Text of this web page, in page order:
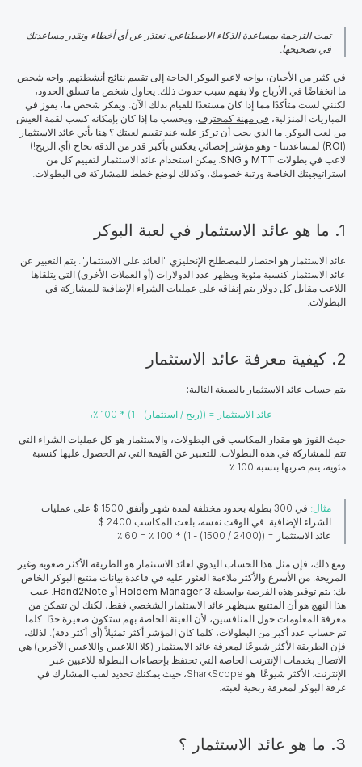
تمت الترجمة بمساعدة الذكاء الاصطناعي. نعتذر عن أي أخطاء ونقدر مساعدتك
في تصحيحها.
في كثير من الأحيان، يواجه لاعبو البوكر الحاجة إلى تقييم نتائج أنشطتهم. واجه شخص
ما انخفاضًا في الأرباح ولا يفهم سبب حدوث ذلك. يحاول شخص ما تسلق الحدود،
لكنني لست متأكدًا مما إذا كان مستعدًا للقيام بذلك الآن. ويفكر شخص ما، يفوز في
المباريات المنزلية، في مهنة كمحترف، ويحسب ما إذا كان بإمكانه كسب لقمة العيش
من لعب البوكر. ما الذي يجب أن تركز عليه عند تقييم لعبتك ؟ هنا يأتي عائد الاستثمار
(
ROI
) لمساعدتنا - وهو مؤشر إحصائي يعكس بأكبر قدر من الدقة نجاح (أي الربح!)
لاعب في بطولات MTT و SNG . يمكن استخدام عائد الاستثمار لتقييم كل من
استراتيجيتك الخاصة ورتبة خصومك، وكذلك لوضع خطط للمشاركة في البطولات.
1. ما هو عائد الاستثمار في لعبة البوكر
عائد الاستثمار هو اختصار للمصطلح الإنجليزي "العائد على الاستثمار". يتم التعبير عن
عائد الاستثمار كنسبة مئوية ويظهر عدد الدولارات (أو العملات الأخرى) التي يتلقاها
اللاعب مقابل كل دولار يتم إنفاقه على عمليات الشراء الإضافية للمشاركة في
البطولات.
2. كيفية معرفة عائد الاستثمار
يتم حساب عائد الاستثمار بالصيغة التالية:
عائد الاستثمار = ((ربح / استثمار) - 1) * 100 ٪،
حيث الفوز هو مقدار المكاسب في البطولات، والاستثمار هو كل عمليات الشراء التي
تتم للمشاركة في هذه البطولات. للتعبير عن القيمة التي تم الحصول عليها كنسبة
مئوية، يتم ضربها بنسبة 100 ٪.
مثال:
في 300 بطولة بحدود مختلفة لمدة شهر وأنفق 1500 $ على عمليات
الشراء الإضافية. في الوقت نفسه، بلغت المكاسب 2400 $.
عائد الاستثمار = ((2400 / 1500) - 1) * 100 ٪ = 60 ٪
ومع ذلك، فإن مثل هذا الحساب اليدوي لعائد الاستثمار هو الطريقة الأكثر صعوبة وغير
المريحة. من الأسرع والأكثر ملاءمة العثور عليه في قاعدة بيانات متتبع البوكر الخاص
بك: يتم توفير هذه الفرصة بواسطة Holdem Manager 3 أو Hand2Note . عيب
هذا النهج هو أن المتتبع سيظهر عائد الاستثمار الشخصي فقط، لكنك لن تتمكن من
معرفة المعلومات حول المنافسين، لأن العينة الخاصة بهم ستكون صغيرة جدًا. كلما
تم حساب عدد أكبر من البطولات، كلما كان المؤشر أكثر تمثيلاً (أي أكثر دقة). لذلك،
فإن الطريقة الأكثر شيوعًا لمعرفة عائد الاستثمار (كلا اللاعبين واللاعبين الآخرين) هي
الاتصال بخدمات الإنترنت الخاصة التي تحتفظ بإحصاءات البطولة للاعبين عبر
الإنترنت. الأكثر شيوعًا هو SharkScope، حيث يمكنك تحديد لقب المشارك في
غرفة البوكر لمعرفة ربحية لعبته.
3. ما هو عائد الاستثمار ؟